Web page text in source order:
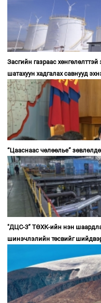
Засгийн газраас
шатахуун хадгалах савнууд
“Цааснаас чөлөөлье”
"ДЦС-3” ТӨХК-ийн нэн
шинэчлэлийн төсвийг